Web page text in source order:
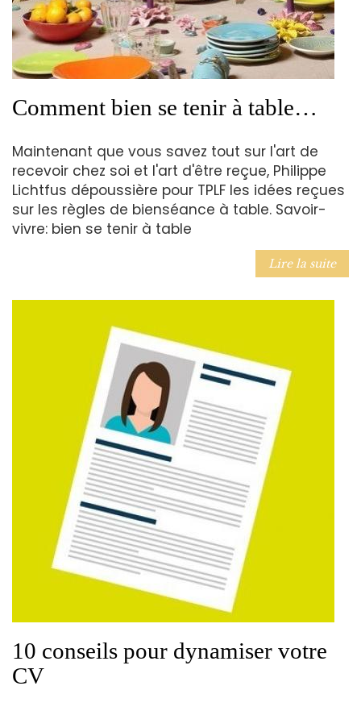
Comment bien se tenir à table…
Maintenant que vous savez tout sur l'art de
recevoir chez soi et l'art d'être reçue, Philippe
Lichtfus dépoussière pour TPLF les idées reçues
sur les règles de bienséance à table. Savoir-
vivre: bien se tenir à table
Lire la suite
10 conseils pour dynamiser votre
CV